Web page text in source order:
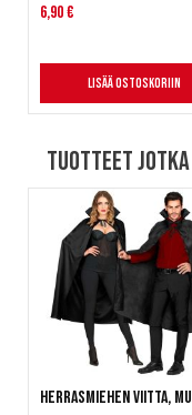
6,90 €
Lisää ostoskoriin
Tuotteet
Herrasmiehen viitta,